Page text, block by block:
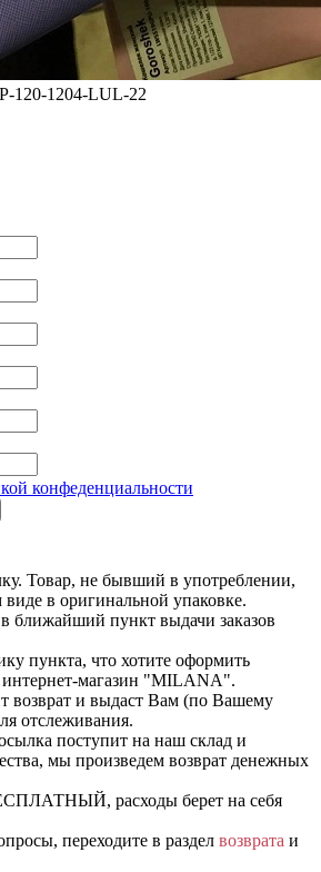
120-1204-LUL-22
конфеденциальности
Товар, не бывший в употреблении,
в оригинальной упаковке.
ближайший пункт выдачи заказов
пункта, что хотите оформить
интернет-магазин "MILANA".
возврат и выдаст Вам (по Вашему
отслеживания.
поступит на наш склад и
мы произведем возврат денежных
расходы берет на себя
переходите в раздел возврата и